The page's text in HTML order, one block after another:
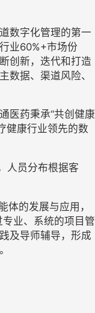
数字化管理的第一
业60%+市场份
创新，迭代和打造
数据、渠道风险、
医药秉承“共创健康
健康行业领先的数
人员分布根据客
体的发展与应用，
专业、系统的项目管
及导师辅导，形成